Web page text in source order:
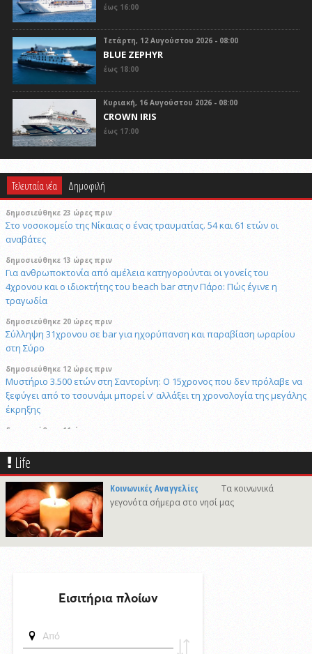
έως 16:00
Τετάρτη, 12 Αυγούστου 2026 - 08:00
BLUE ZEPHYR
έως 18:00
Κυριακή, 16 Αυγούστου 2026 - 08:00
CROWN IRIS
έως 17:00
Τελευταία νέα Δημοφιλή
δημοσιεύθηκε 23 ώρες πριν
Στο νοσοκομείο της Νίκαιας ο ένας τραυματίας. 54 και 61 ετών οι
αναβάτες
δημοσιεύθηκε 13 ώρες πριν
Για ανθρωποκτονία από αμέλεια κατηγορούνται οι γονείς του
4χρονου και ο ιδιοκτήτης του beach bar στην Πάρο: Πώς έγινε η
τραγωδία
δημοσιεύθηκε 20 ώρες πριν
Σύλληψη 31χρονου σε bar για ηχορύπανση και παραβίαση ωραρίου
στη Σύρο
δημοσιεύθηκε 12 ώρες πριν
Μυστήριο 3.500 ετών στη Σαντορίνη: Ο 15χρονος που δεν πρόλαβε να
ξεφύγει από το τσουνάμι μπορεί ν' αλλάξει τη χρονολογία της μεγάλης
έκρηξης
δημοσιεύθηκε 11 ώρες πριν
προορισμών
7/8/2026 21:46
Γιώργος Νταλάρας «Ρεμπέτικο»: Μια μεγάλη μουσική βραδιά στο
πλαίσιο του Φεστιβάλ Ρεμπέτικου Σύρου
7/8/2026 09:50
Προσωρινές διακοπές υδροδότησης σε περιοχές της Σύρου
Επανεκλογή του Αθ. Κουσαθανά - Μέγα στη θέση του Προέδρου του
Λιμενικού Ταμείου Μυκόνου
Life
Κοινωνικές Αναγγελίες
Τα κοινωνικά
γεγονότα σήμερα στο νησί μας